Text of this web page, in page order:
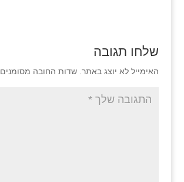
שלחו תגובה
האימייל לא יוצג באתר. שדות החובה מסומנים